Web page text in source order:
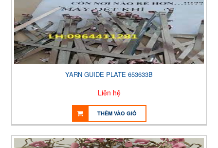
YARN GUIDE PLATE 653633B
Liên hệ
THÊM VÀO GIỎ